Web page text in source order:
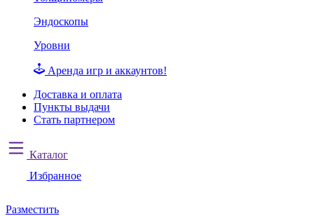
Эндоскопы
Уровни
Аренда игр и аккаунтов!
Доставка и оплата
Пункты выдачи
Стать партнером
Каталог
Избранное
Разместить